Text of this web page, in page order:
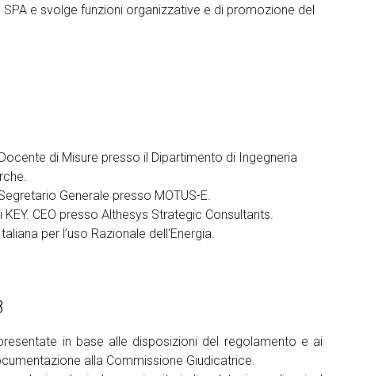
e svolge funzioni organizzative e di promozione del
di Misure presso il Dipartimento di Ingegneria
Generale presso MOTUS-E.
CEO presso Althesys Strategic Consultants.
per l’uso Razionale dell'Energia.
in base alle disposizioni del regolamento e ai
alla Commissione Giudicatrice.